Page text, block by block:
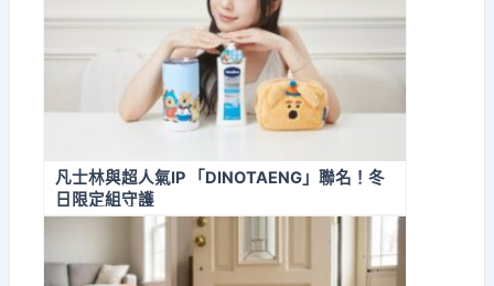
凡士林與超人氣IP 「DINOTAENG」聯名！冬
日限定組守護